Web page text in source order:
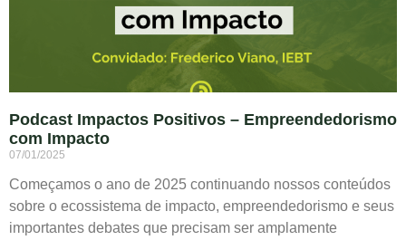
Podcast Impactos Positivos – Empreendedorismo
com Impacto
07/01/2025
Começamos o ano de 2025 continuando nossos conteúdos
sobre o ecossistema de impacto, empreendedorismo e seus
importantes debates que precisam ser amplamente